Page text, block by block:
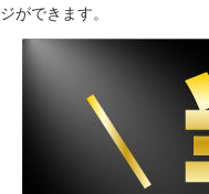
ジができます。